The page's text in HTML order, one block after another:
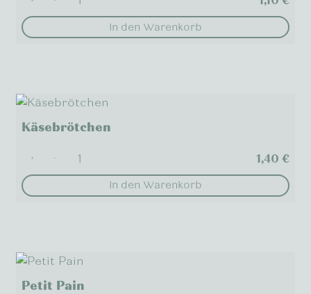
In den Warenkorb
Käsebrötchen
+ - 1,40€
In den Warenkorb
Petit Pain